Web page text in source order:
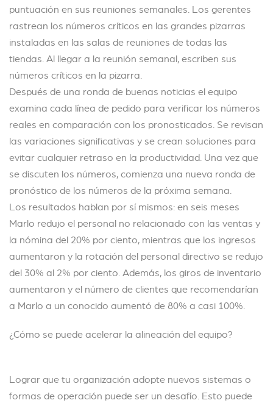
puntuación en sus reuniones semanales. Los gerentes
rastrean los números críticos en las grandes pizarras
instaladas en las salas de reuniones de todas las
tiendas. Al llegar a la reunión semanal, escriben sus
números críticos en la pizarra.
Después de una ronda de buenas noticias el equipo
examina cada línea de pedido para verificar los números
reales en comparación con los pronosticados. Se revisan
las variaciones significativas y se crean soluciones para
evitar cualquier retraso en la productividad. Una vez que
se discuten los números, comienza una nueva ronda de
pronóstico de los números de la próxima semana.
Los resultados hablan por sí mismos: en seis meses
Marlo redujo el personal no relacionado con las ventas y
la nómina del 20% por ciento, mientras que los ingresos
aumentaron y la rotación del personal directivo se redujo
del 30% al 2% por ciento. Además, los giros de inventario
aumentaron y el número de clientes que recomendarían
a Marlo a un conocido aumentó de 80% a casi 100%.
¿Cómo se puede acelerar la alineación del equipo?
Lograr que tu organización adopte nuevos sistemas o
formas de operación puede ser un desafío. Esto puede